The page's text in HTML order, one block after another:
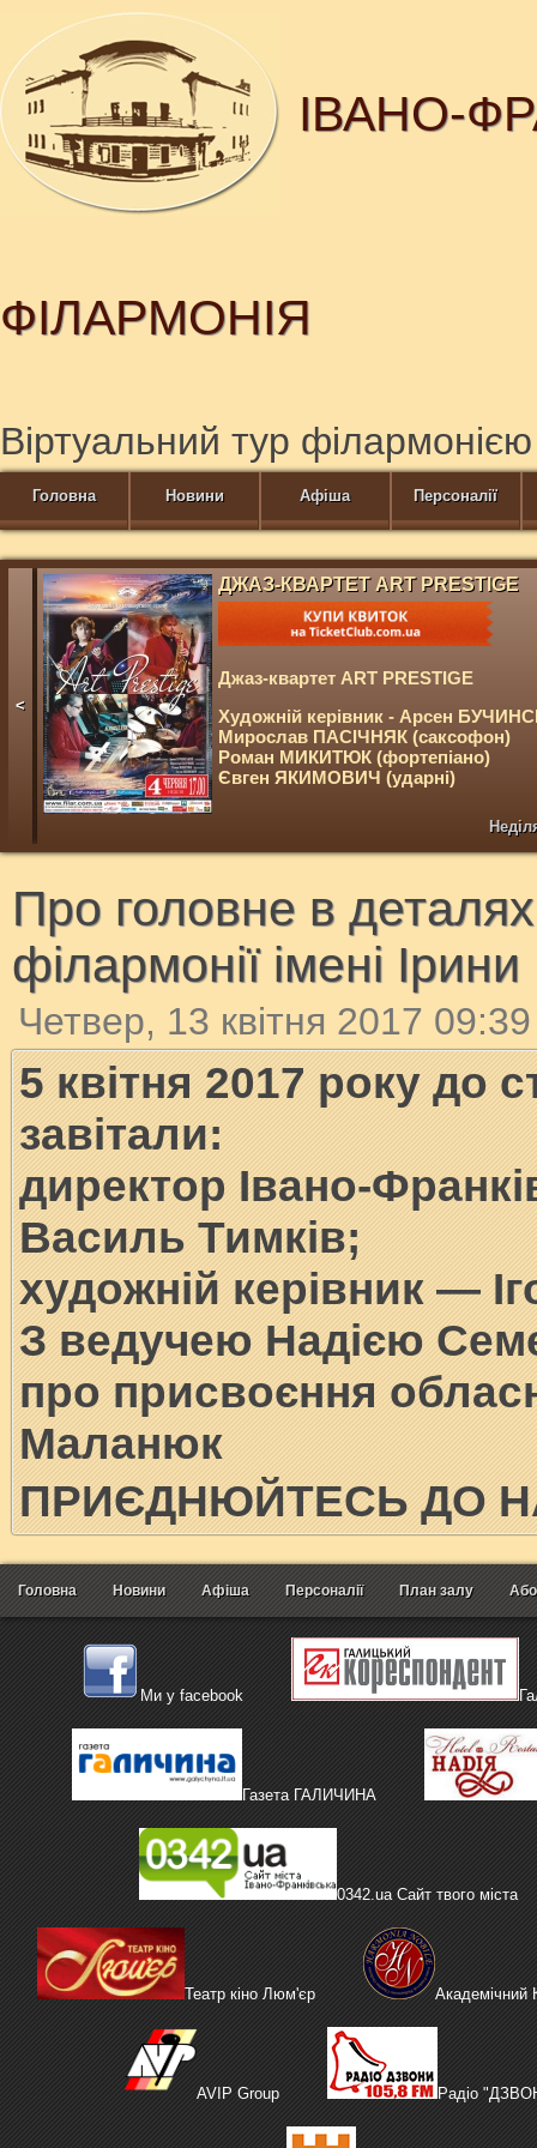
ІВАНО-
ФІЛАРМОНІЯ
Віртуальний тур філармонією
Головна Новини Афіша Персоналії
<
ДЖАЗ-КВАРТЕТ ART PRESTIGE
Джаз-квартет ART PRESTIGE
Художній керівник - Арсен
Мирослав ПАСІЧНЯК (саксофон)
Роман МИКИТЮК (фортепіано)
Євген ЯКИМОВИЧ (ударні)
Про головне в
філармонії імені
Четвер, 13 квітня 2017 09:39
5 квітня 2017 року до
завітали:
директор Івано-
Василь Тимків;
художній керівник —
З ведучею Надією
про присвоєння
Маланюк
ПРИЄДНЮЙТЕСЬ ДО
Головна Новини Афіша Персоналії План залу
Ми у facebook
Газета ГАЛИЧИНА
0342.ua Сайт твого міста
Театр кіно Люм'єр Академічний
AVIP Group Радіо